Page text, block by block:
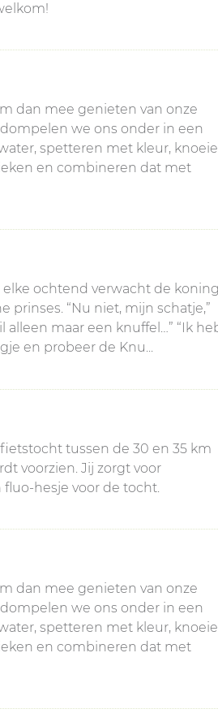
dan mee genieten van onze
we ons onder in een
spetteren met kleur,
en combineren dat met
elke ochtend verwacht de
prinses. “Nu niet, mijn schatje,”
alleen maar een knuffel…” “Ik
en probeer de Knu...
tussen de 30 en 35 km
voorzien. Jij zorgt voor
hesje voor de tocht.
dan mee genieten van onze
we ons onder in een
spetteren met kleur,
en combineren dat met